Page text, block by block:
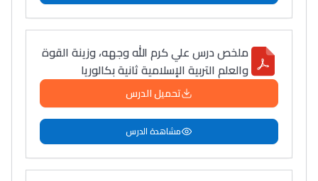
ملخص درس علي كرم الله وجهه، وزينة القوة
والعلم التربية الإسلامية ثانية بكالوريا
تحميل الدرس
مشاهدة الدرس